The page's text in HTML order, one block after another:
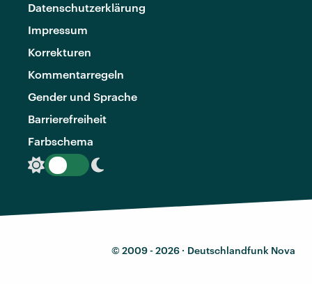
Datenschutzerklärung
Impressum
Korrekturen
Kommentarregeln
Gender und Sprache
Barrierefreiheit
Farbschema
© 2009 - 2026 · Deutschlandfunk Nova